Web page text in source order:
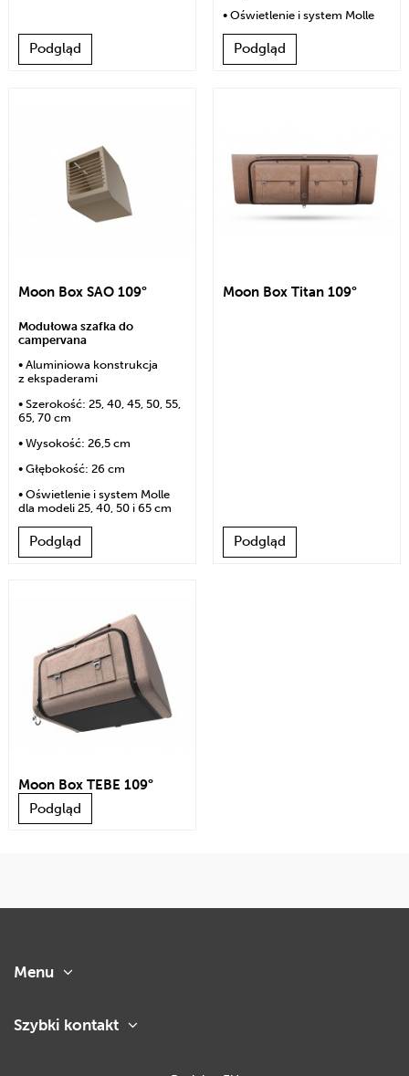
Podgląd
• Oświetlenie i system Molle
Podgląd
Moon Box SAO 109°
Modułowa szafka do
campervana
• Aluminiowa konstrukcja
z ekspaderami
• Szerokość: 25, 40, 45, 50, 55,
65, 70 cm
• Wysokość: 26,5 cm
• Głębokość: 26 cm
• Oświetlenie i system Molle
dla modeli 25, 40, 50 i 65 cm
Podgląd
Moon Box Titan 109°
Podgląd
Moon Box TEBE 109°
Podgląd
Menu
Szybki kontakt